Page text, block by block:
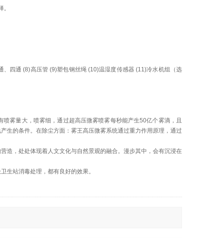
四通 (8)高压管 (9)塑包钢丝绳 (10)温湿度传感器 (11)冷水机组（选
雾量大，喷雾细，通过超高压微雾喷雾每秒能产生50亿个雾滴，且
生的条件。在除尘方面：雾王高压微雾系统通过重力作用原理，通过
造，处处体现着人文文化与自然景观的融合。漫步其中，会有沉浸在
生站消毒处理，都有良好的效果。